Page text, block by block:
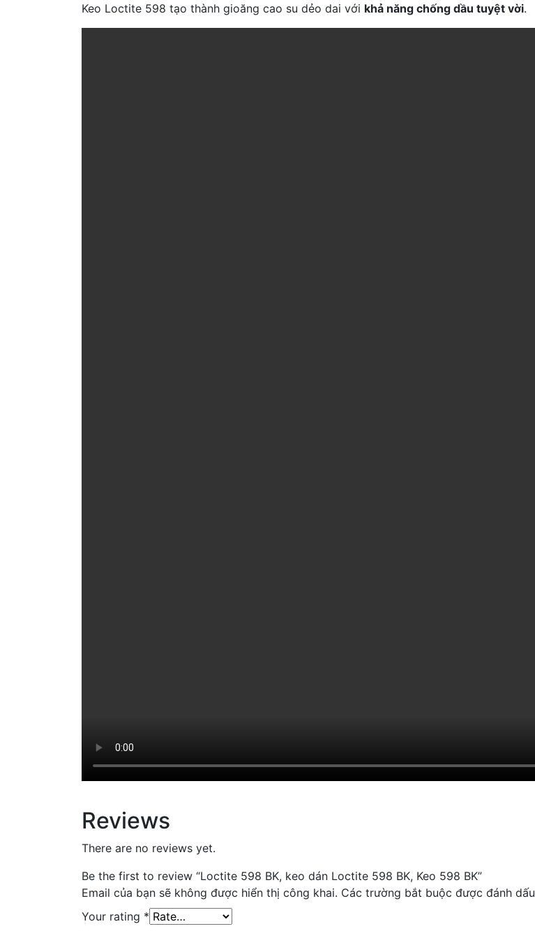
Keo Loctite 598 tạo thành gioăng cao su dẻo dai với khả năng chống dầu tuyệt vời.
Reviews
There are no reviews yet.
Be the first to review “Loctite 598 BK, keo dán Loctite 598 BK, Keo 598 BK”
Email của bạn sẽ không được hiển thị công khai. Các trường bắt buộc được đánh dấu
Your rating *